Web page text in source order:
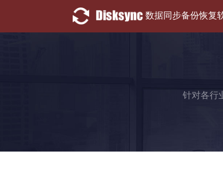
数据同步备份恢复
针对各行